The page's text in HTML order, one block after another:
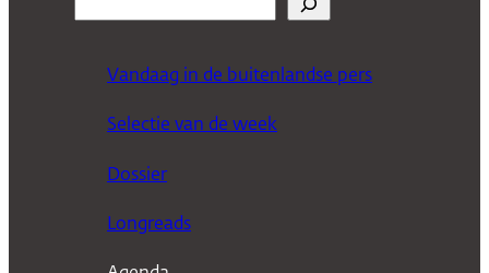
Vandaag in de buitenlandse pers
Selectie van de week
Dossier
Longreads